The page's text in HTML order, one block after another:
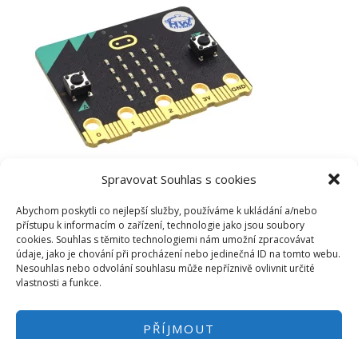
Spravovat Souhlas s cookies
Abychom poskytli co nejlepší služby, používáme k ukládání a/nebo
přístupu k informacím o zařízení, technologie jako jsou soubory
cookies. Souhlas s těmito technologiemi nám umožní zpracovávat
údaje, jako je chování při procházení nebo jedinečná ID na tomto webu.
Nesouhlas nebo odvolání souhlasu může nepříznivě ovlivnit určité
vlastnosti a funkce.
PŘÍJMOUT